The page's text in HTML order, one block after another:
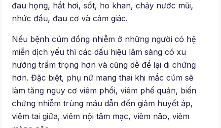
đau họng, hắt hơi, sốt, ho khan, chảy nước mũi,
nhức đầu, đau cơ và cảm giác.
Nếu bệnh cúm đồng nhiễm ở những người có hệ
miễn dịch yếu thì các dấu hiệu lâm sàng có xu
hướng trầm trọng hơn và cũng dễ để lại di chứng
hơn. Đặc biệt, phụ nữ mang thai khi mắc cúm sẽ
làm tăng nguy cơ viêm phổi, viêm phế quản, biến
chứng nhiễm trùng máu dẫn đến giảm huyết áp,
viêm tai giữa, viêm nội tâm mạc, viêm não, viêm